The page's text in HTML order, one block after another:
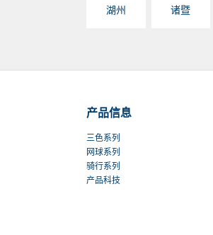
湖州 诸暨
产品信息
三色系列
网球系列
骑行系列
产品科技